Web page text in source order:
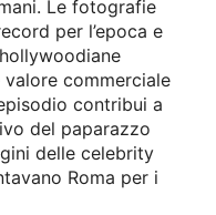
Le fotografie
per l’epoca e
commerciale
contribui a
del paparazzo
delle celebrity
Roma per i